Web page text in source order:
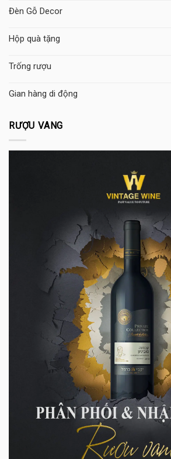
Đèn Gỗ Decor
Hộp quà tặng
Trống rượu
Gian hàng di động
RƯỢU VANG